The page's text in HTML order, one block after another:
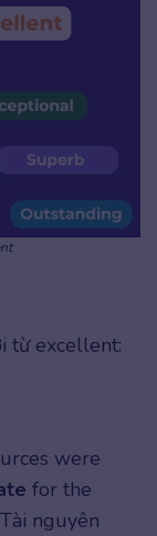
từ excellent:
were
for the
nguyên